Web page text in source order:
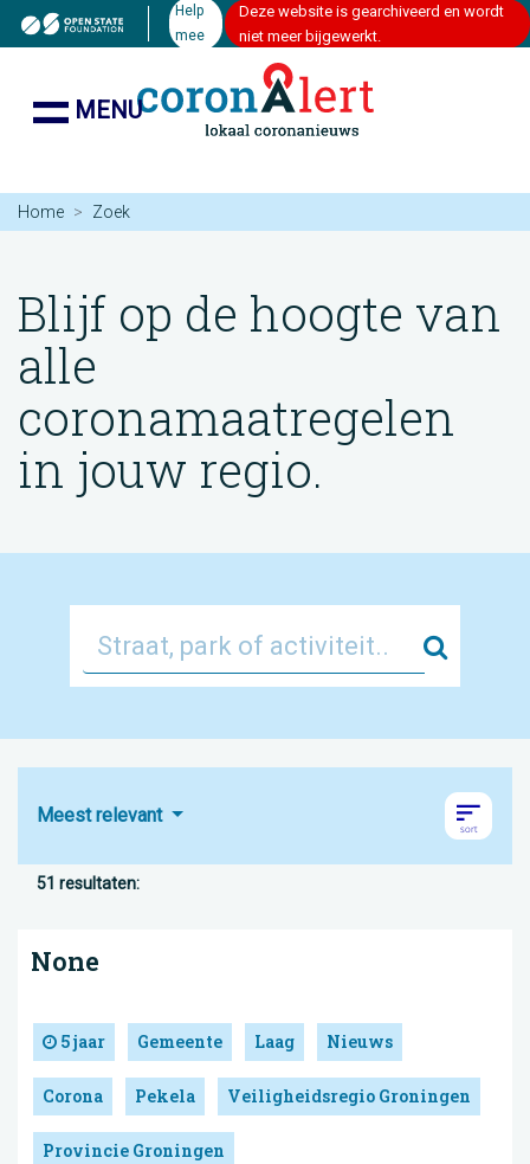
Help
mee
Deze website is gearchiveerd en wordt
niet meer bijgewerkt.
MENU
Home Zoek
Blijf op de hoogte van
alle
coronamaatregelen
in jouw regio.
Zoek
Meest relevant
51 resultaten:
None
5 jaar Gemeente Laag Nieuws
Corona Pekela Veiligheidsregio Groningen
Provincie Groningen